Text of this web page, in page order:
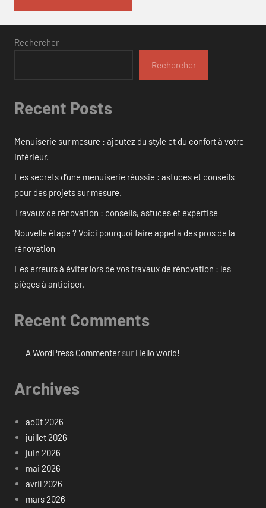
Rechercher
Rechercher
Recent Posts
Menuiserie sur mesure : ajoutez du style et du confort à votre
intérieur.
Les secrets d’une menuiserie réussie : astuces et conseils
pour des projets sur mesure.
Travaux de rénovation : conseils, astuces et expertise
Nouvelle étape ? Voici pourquoi faire appel à des pros de la
rénovation
Les erreurs à éviter lors de vos travaux de rénovation : les
pièges à anticiper.
Recent Comments
A WordPress Commentersur Hello world!
Archives
août 2026
juillet 2026
juin 2026
mai 2026
avril 2026
mars 2026